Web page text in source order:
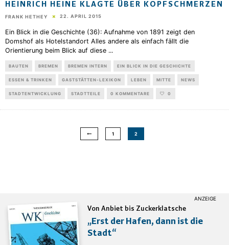
HEINRICH HEINE KLAGTE ÜBER KOPFSCHMERZEN
FRANK HETHEY 22. APRIL 2015
Ein Blick in die Geschichte (36): Aufnahme von 1891 zeigt den
Domshof als Hotelstandort Alles andere als einfach fällt die
Orientierung beim Blick auf diese ...
BAUTEN BREMEN BREMEN INTERN EIN BLICK IN DIE GESCHICHTE
ESSEN & TRINKEN GASTSTÄTTEN-LEXIKON LEBEN MITTE NEWS
STADTENTWICKLUNG STADTTEILE 0 KOMMENTARE 0
1 2
Von Anbiet bis Zuckerklatsche
„Erst der Hafen, dann ist die
Stadt“